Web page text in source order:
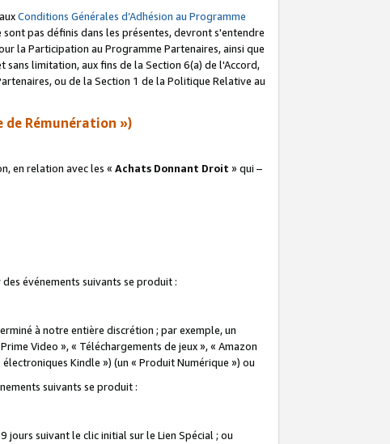
Conditions Générales d’Adhésion au Programme
pas définis dans les présentes, devront s'entendre
la Participation au Programme Partenaires, ainsi que
limitation, aux fins de la Section 6(a) de l'Accord,
ou de la Section 1 de la Politique Relative au
de Rémunération »)
en relation avec les « Achats Donnant Droit » qui –
événements suivants se produit :
à notre entière discrétion ; par exemple, un
Video », « Téléchargements de jeux », « Amazon
Kindle ») (un « Produit Numérique ») ou
suivants se produit :
suivant le clic initial sur le Lien Spécial ; ou